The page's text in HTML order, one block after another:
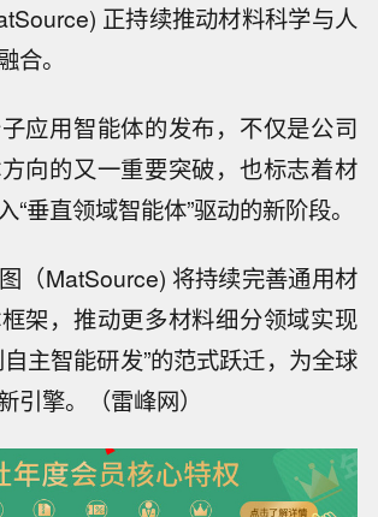
正持续推动材料科学与人
合。
应用智能体的发布，不仅是公司
向的又一重要突破，也标志着材
“垂直领域智能体”驱动的新阶段。
（MatSource) 将持续完善通用材
架，推动更多材料细分领域实现
主智能研发”的范式跃迁，为全球
引擎。（雷峰网）